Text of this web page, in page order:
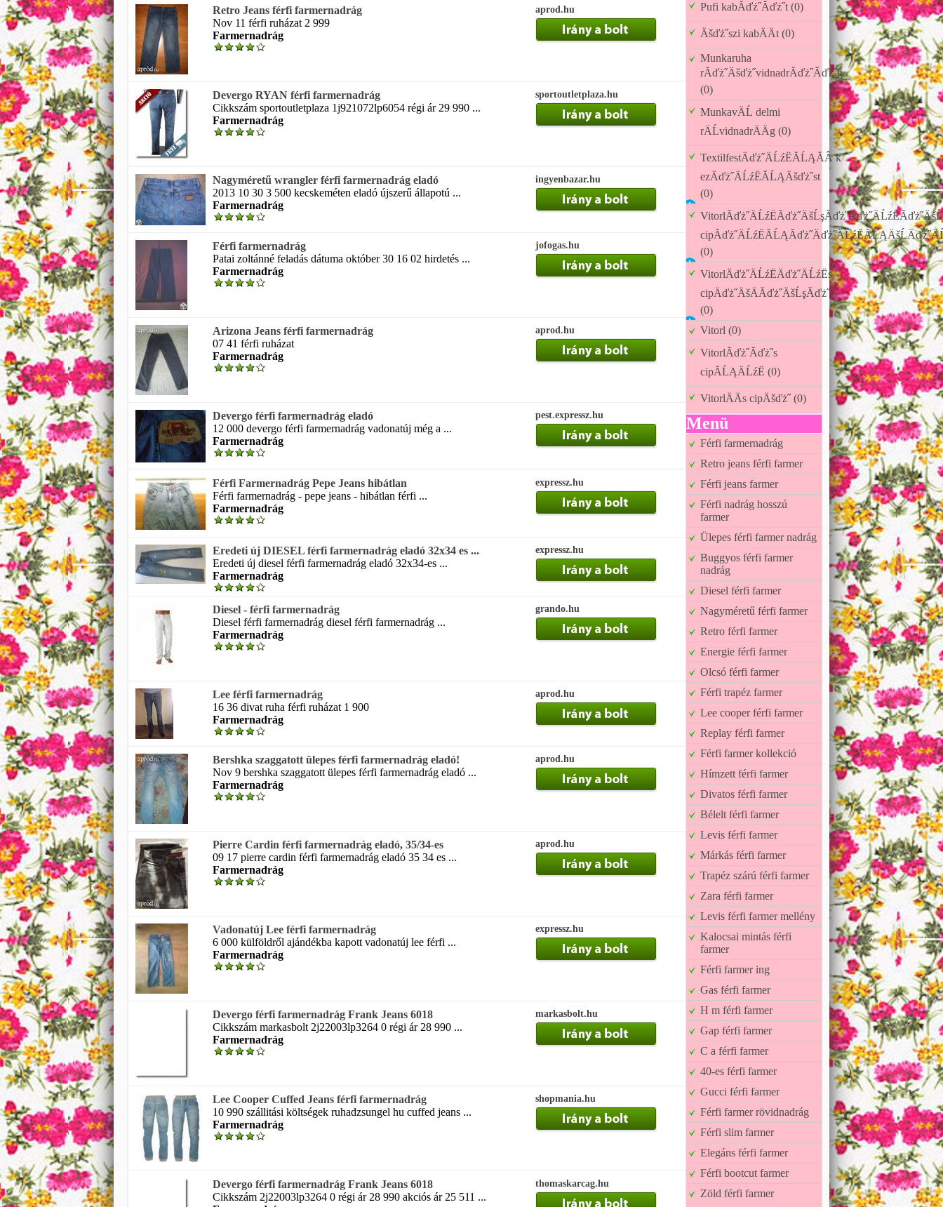
Retro Jeans férfi farmernadrág
Nov 11 férfi ruházat 2 999
Farmernadrág
aprod.hu
Devergo RYAN férfi farmernadrág
Cikkszám sportoutletplaza 1j921072lp6054 régi ár 29 990 ...
Farmernadrág
sportoutletplaza.hu
Nagyméretű wrangler férfi farmernadrág eladó
2013 10 30 3 500 kecskeméten eladó újszerű állapotú ...
Farmernadrág
ingyenbazar.hu
Férfi farmernadrág
Patai zoltánné feladás dátuma október 30 16 02 hirdetés ...
Farmernadrág
jofogas.hu
Arizona Jeans férfi farmernadrág
07 41 férfi ruházat
Farmernadrág
aprod.hu
Devergo férfi farmernadrág eladó
12 000 devergo férfi farmernadrág vadonatúj még a ...
Farmernadrág
pest.expressz.hu
Férfi Farmernadrág Pepe Jeans hibátlan
Férfi farmernadrág - pepe jeans - hibátlan férfi ...
Farmernadrág
expressz.hu
Eredeti új DIESEL férfi farmernadrág eladó 32x34 es ...
Eredeti új diesel férfi farmernadrág eladó 32x34-es ...
Farmernadrág
expressz.hu
Diesel - férfi farmernadrág
Diesel férfi farmernadrág diesel férfi farmernadrág ...
Farmernadrág
grando.hu
Lee férfi farmernadrág
16 36 divat ruha férfi ruházat 1 900
Farmernadrág
aprod.hu
Bershka szaggatott ülepes férfi farmernadrág eladó!
Nov 9 bershka szaggatott ülepes férfi farmernadrág eladó ...
Farmernadrág
aprod.hu
Pierre Cardin férfi farmernadrág eladó, 35/34-es
09 17 pierre cardin férfi farmernadrág eladó 35 34 es ...
Farmernadrág
aprod.hu
Vadonatúj Lee férfi farmernadrág
6 000 külföldről ajándékba kapott vadonatúj lee férfi ...
Farmernadrág
expressz.hu
Devergo férfi farmernadrág Frank Jeans 6018
Cikkszám markasbolt 2j22003lp3264 0 régi ár 28 990 ...
Farmernadrág
markasbolt.hu
Lee Cooper Cuffed Jeans férfi farmernadrág
10 990 szállitási költségek ruhadzsungel hu cuffed jeans ...
Farmernadrág
shopmania.hu
Devergo férfi farmernadrág Frank Jeans 6018
Cikkszám 2j22003lp3264 0 régi ár 28 990 akciós ár 25 511 ...
thomaskarcag.hu
Pufi kabĂďż˝Ăďż˝t (0)
Äšďż˝szi kabÄÄt (0)
Munkaruha
rĂďż˝Äšďż˝vidnadrĂďż˝Ăďż˝g
(0)
MunkavÄĹ delmi
rÄĹvidnadrÄÄg (0)
TextilfestÄďż˝ÄĹźËĂĹĄĂÂ k
ezÄďż˝ÄĹźËĂĹĄÄšďż˝st
(0)
(0)
VitorlÄďż˝ÄĹźËÄďż˝ÄĹźËs
cipÄďż˝ÄšÄĂďż˝ÄšĹşĂďż˝
(0)
Vitorl (0)
VitorlĂďż˝Ăďż˝s
cipĂĹĄÄĹźË (0)
VitorlÄÄs cipÄšďż˝ (0)
Menü
Férfi farmernadrág
Retro jeans férfi farmer
Férfi jeans farmer
Férfi nadrág hosszú
farmer
Ülepes férfi farmer nadrág
Buggyos férfi farmer
nadrág
Diesel férfi farmer
Nagyméretű férfi farmer
Retro férfi farmer
Energie férfi farmer
Olcsó férfi farmer
Férfi trapéz farmer
Lee cooper férfi farmer
Replay férfi farmer
Férfi farmer kollekció
Hímzett férfi farmer
Divatos férfi farmer
Bélelt férfi farmer
Levis férfi farmer
Márkás férfi farmer
Trapéz szárú férfi farmer
Zara férfi farmer
Levis férfi farmer mellény
Kalocsai mintás férfi
farmer
Férfi farmer ing
Gas férfi farmer
H m férfi farmer
Gap férfi farmer
C a férfi farmer
40-es férfi farmer
Gucci férfi farmer
Férfi farmer rövidnadrág
Férfi slim farmer
Elegáns férfi farmer
Férfi bootcut farmer
Zöld férfi farmer